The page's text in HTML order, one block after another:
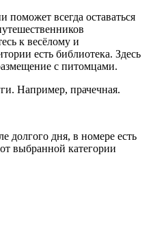
поможет всегда оставаться
к весёлому и
есть библиотека. Здесь
с питомцами.
Например, прачечная.
долгого дня, в номере есть
выбранной категории